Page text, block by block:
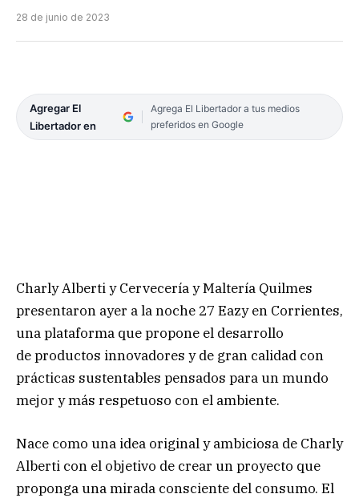
28 de junio de 2023
Agregar El
Libertador en
Agrega El Libertador a tus medios
preferidos en Google
Charly Alberti y Cervecería y Maltería Quilmes
presentaron ayer a la noche 27 Eazy en Corrientes,
una plataforma que propone el desarrollo
de productos innovadores y de gran calidad con
prácticas sustentables pensados para un mundo
mejor y más respetuoso con el ambiente.
Nace como una idea original y ambiciosa de Charly
Alberti con el objetivo de crear un proyecto que
proponga una mirada consciente del consumo. El